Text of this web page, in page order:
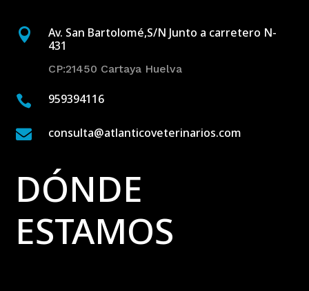

Av. San Bartolomé,S/N Junto a carretero N-
431
CP:21450 Cartaya Huelva
 959394116
 consulta@atlanticoveterinarios.com
DÓNDE
ESTAMOS